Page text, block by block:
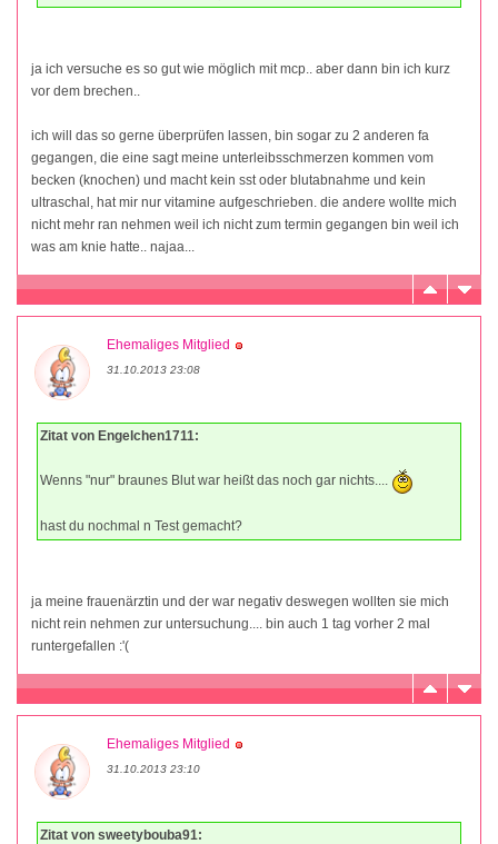
ja ich versuche es so gut wie möglich mit mcp.. aber dann bin ich kurz
vor dem brechen..
ich will das so gerne überprüfen lassen, bin sogar zu 2 anderen fa
gegangen, die eine sagt meine unterleibsschmerzen kommen vom
becken (knochen) und macht kein sst oder blutabnahme und kein
ultraschal, hat mir nur vitamine aufgeschrieben. die andere wollte mich
nicht mehr ran nehmen weil ich nicht zum termin gegangen bin weil ich
was am knie hatte.. najaa...
Ehemaliges Mitglied
31.10.2013 23:08
Zitat von Engelchen1711:
Wenns "nur" braunes Blut war heißt das noch gar nichts....
hast du nochmal n Test gemacht?
ja meine frauenärztin und der war negativ deswegen wollten sie mich
nicht rein nehmen zur untersuchung.... bin auch 1 tag vorher 2 mal
runtergefallen :'(
Ehemaliges Mitglied
31.10.2013 23:10
Zitat von sweetybouba91: